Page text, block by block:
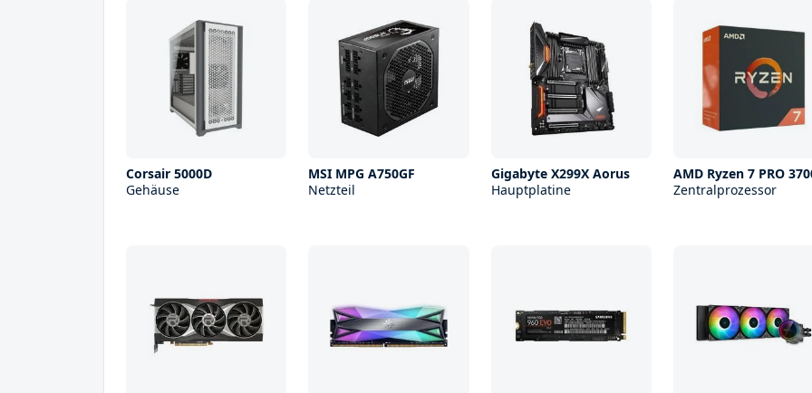
Corsair 5000D
Gehäuse
MSI MPG A750GF
Netzteil
Gigabyte X299X Aorus
Hauptplatine
AMD Ryzen 7 PRO
Zentralprozessor